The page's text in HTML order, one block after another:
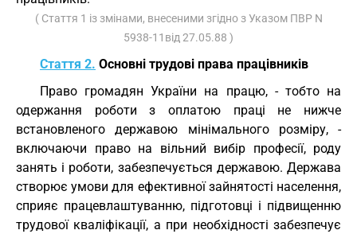
( Стаття 1 із змінами, внесеними згідно з Указом ПВР N
5938-11від 27.05.88 )
Стаття 2. Основні трудові права працівників
Право громадян України на працю, - тобто на
одержання роботи з оплатою праці не нижче
встановленого державою мінімального розміру, -
включаючи право на вільний вибір професії, роду
занять і роботи, забезпечується державою. Держава
створює умови для ефективної зайнятості населення,
сприяє працевлаштуванню, підготовці і підвищенню
трудової кваліфікації, а при необхідності забезпечує